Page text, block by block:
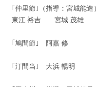
｢仲里節｣（指導：宮城能造）
東江 裕吉 宮城 茂雄
｢鳩間節｣ 阿嘉 修
｢汀間当｣ 大浜 暢明